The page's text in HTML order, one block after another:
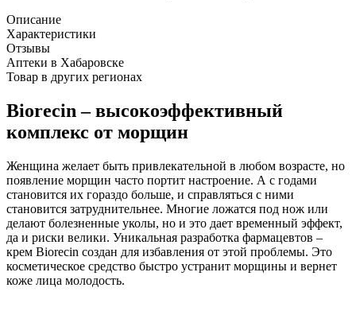
Описание
Характеристики
Отзывы
Аптеки в Хабаровске
Товар в других регионах
Biorecin – высокоэффективный
комплекс от морщин
Женщина желает быть привлекательной в любом возрасте, но
появление морщин часто портит настроение. А с годами
становится их гораздо больше, и справляться с ними
становится затруднительнее. Многие ложатся под нож или
делают болезненные уколы, но и это дает временный эффект,
да и риски велики. Уникальная разработка фармацевтов –
крем Biorecin создан для избавления от этой проблемы. Это
косметическое средство быстро устранит морщины и вернет
коже лица молодость.